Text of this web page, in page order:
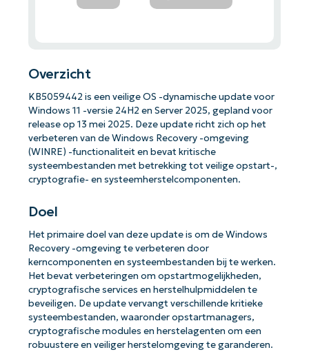
Overzicht
KB5059442 is een veilige OS -dynamische update voor
Windows 11 -versie 24H2 en Server 2025, gepland voor
release op 13 mei 2025. Deze update richt zich op het
verbeteren van de Windows Recovery -omgeving
(WINRE) -functionaliteit en bevat kritische
systeembestanden met betrekking tot veilige opstart-,
cryptografie- en systeemherstelcomponenten.
Doel
Het primaire doel van deze update is om de Windows
Recovery -omgeving te verbeteren door
kerncomponenten en systeembestanden bij te werken.
Het bevat verbeteringen om opstartmogelijkheden,
cryptografische services en herstelhulpmiddelen te
beveiligen. De update vervangt verschillende kritieke
systeembestanden, waaronder opstartmanagers,
cryptografische modules en herstelagenten om een ​​
robuustere en veiliger herstelomgeving te garanderen.